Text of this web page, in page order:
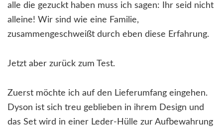
alle die gezuckt haben muss ich sagen: Ihr seid nicht
alleine! Wir sind wie eine Familie,
zusammengeschweißt durch eben diese Erfahrung.
Jetzt aber zurück zum Test.
Zuerst möchte ich auf den Lieferumfang eingehen.
Dyson ist sich treu geblieben in ihrem Design und
das Set wird in einer Leder-Hülle zur Aufbewahrung